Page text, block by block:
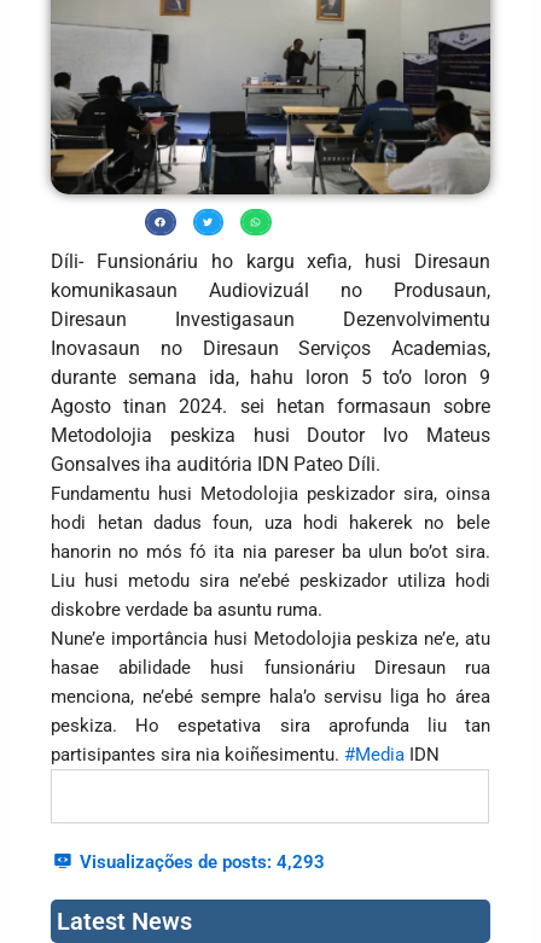
Díli- Funsionáriu ho kargu xefia, husi Diresaun
komunikasaun Audiovizuál no Produsaun,
Diresaun Investigasaun Dezenvolvimentu
Inovasaun no Diresaun Serviços Academias,
durante semana ida, hahu loron 5 to’o loron 9
Agosto tinan 2024. sei hetan formasaun sobre
Metodolojia peskiza husi Doutor Ivo Mateus
Gonsalves iha auditória IDN Pateo Díli.
Fundamentu husi Metodolojia peskizador sira, oinsa
hodi hetan dadus foun, uza hodi hakerek no bele
hanorin no mós fó ita nia pareser ba ulun bo’ot sira.
Liu husi metodu sira ne’ebé peskizador utiliza hodi
diskobre verdade ba asuntu ruma.
Nune’e importância husi Metodolojia peskiza ne’e, atu
hasae abilidade husi funsionáriu Diresaun rua
menciona, ne’ebé sempre hala’o servisu liga ho área
peskiza. Ho espetativa sira aprofunda liu tan
partisipantes sira nia koiñesimentu.#Media IDN
Visualizações de posts: 4,293
Latest News